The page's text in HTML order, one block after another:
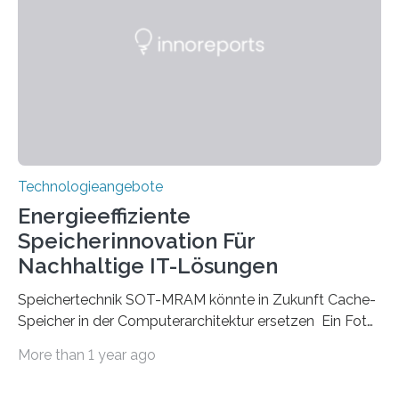
Einschränkungen überwindet. Herkömmliche gewölbte
Technologieangebote
Energieeffiziente
Speicherinnovation Für
Nachhaltige IT-Lösungen
Speichertechnik SOT-MRAM könnte in Zukunft Cache-
Speicher in der Computerarchitektur ersetzen Ein Foto,
Hochgeladene Medien landen in riesigen Cloud-
More than 1 year ago